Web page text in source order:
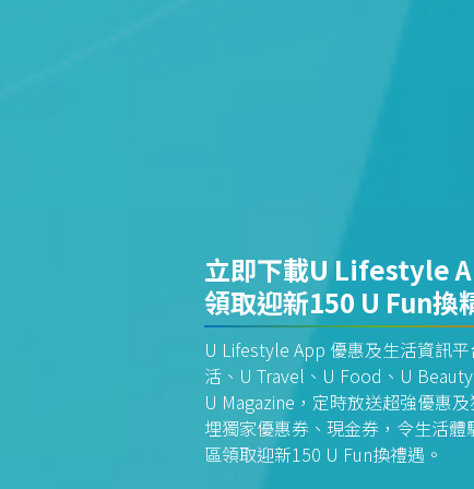
立即下載U Lifestyle
領取迎新150 U Fun換
U Lifestyle App 優惠及生活資訊
活、U Travel、U Food、U
U Magazine，定時放送超強優惠
埋獨家優惠券、現金券，令生活
區領取迎新150 U Fun換禮遇。